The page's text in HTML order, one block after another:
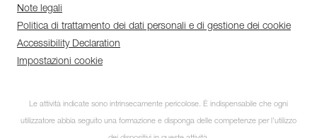
Note legali
Politica di trattamento dei dati personali e di gestione dei cookie
Accessibility Declaration
Impostazioni cookie
Le attività indicate sono intrinsecamente pericolose. È indispensabile che ogni
utilizzatore abbia seguito una formazione e disponga delle competenze per l’utilizzo